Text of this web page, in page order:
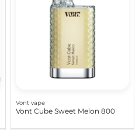
Vont vape
Vont Cube Sweet Melon 800